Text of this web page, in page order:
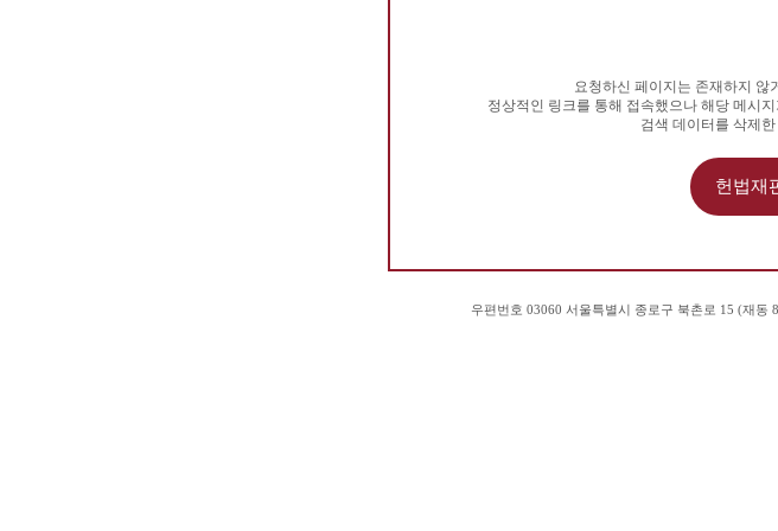
요청하신 페이지는 존재하지 않
정상적인 링크를 통해 접속했으나 해당 메시
검색 데이터를 삭제
헌법재
우편번호 03060 서울특별시 종로구 북촌로 15 (재동